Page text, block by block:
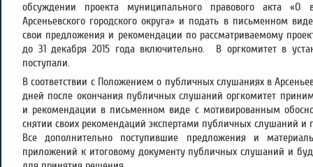
обсуждении проекта муниципального правового акта
Арсеньевского городского округа» и подать в письменном
свои предложения и рекомендации по рассматриваемому
до 31 декабря 2015 года включительно. В оргкомитет в
поступали.
В соответствии с Положением о публичных слушаниях в
дней после окончания публичных слушаний оргкомитет
и рекомендации в письменном виде с мотивированным
снятии своих рекомендаций экспертами публичных слушаний и
Все дополнительно поступившие предложения и
приложений к итоговому документу публичных слушаний и